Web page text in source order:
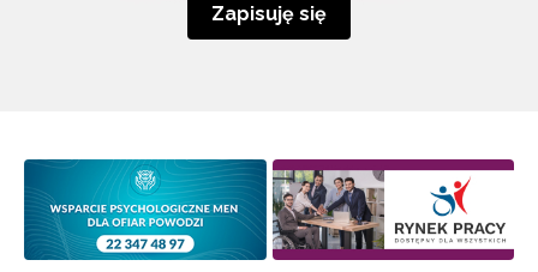
Zapisuję się